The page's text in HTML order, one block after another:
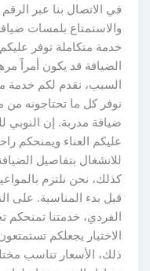
والاستمتاع بلمسات
خدمة متكاملة توفر عليكم
الضيافة قد يكون أمراً
السبب، نقدم لكم خدمة
نوفر كل ما تحتاجونه من
ضيافة مدربة. إن النوبي
عليكم العناء ويمنحكم
للانشغال بتفاصيل
كذلك، نحن نلتزم
قبل بدء المناسبة. على
الفردي، خدمتنا تمنحكم
الاختيار يجعلكم
ذلك، الأسعار تناسب